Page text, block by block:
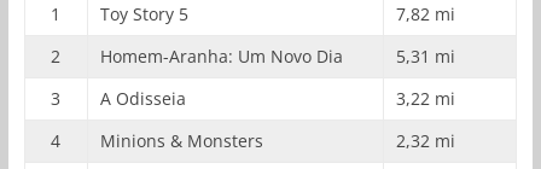
1
Toy Story 5
7,82 mi
2
Homem-Aranha: Um Novo Dia
5,31 mi
3
A Odisseia
3,22 mi
4
Minions & Monsters
2,32 mi